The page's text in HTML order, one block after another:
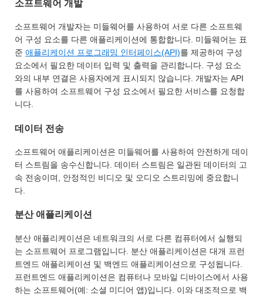
소프트웨어 개발
소프트웨어 개발자는 미들웨어를 사용하여 서로 다른 소프트웨
어 구성 요소를 다른 애플리케이션에 통합합니다. 미들웨어는 표
준 애플리케이션 프로그래밍 인터페이스(API)를 제공하여 구성
요소에서 필요한 데이터 입력 및 출력을 관리합니다. 구성 요소
와의 내부 연결은 사용자에게 표시되지 않습니다. 개발자는 API
를 사용하여 소프트웨어 구성 요소에서 필요한 서비스를 요청합
니다.
데이터 전송
소프트웨어 애플리케이션은 미들웨어를 사용하여 안전하게 데이
터 스트림을 송수신합니다. 데이터 스트림은 일관된 데이터의 고
속 전송이며, 안정적인 비디오 및 오디오 스트리밍에 중요합니
다.
분산 애플리케이션
분산 애플리케이션은 네트워크의 서로 다른 컴퓨터에서 실행되
는 소프트웨어 프로그램입니다. 분산 애플리케이션은 대개 프런
트엔드 애플리케이션 및 백엔드 애플리케이션으로 구성됩니다.
프런트엔드 애플리케이션은 컴퓨터나 모바일 디바이스에서 사용
하는 소프트웨어(예: 소셜 미디어 앱)입니다. 이와 대조적으로 백